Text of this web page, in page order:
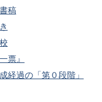
稿
票』
経過の「第０段階」